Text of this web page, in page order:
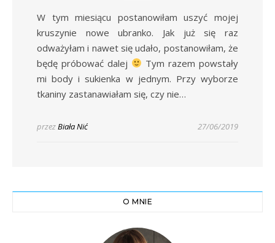
W tym miesiącu postanowiłam uszyć mojej
kruszynie nowe ubranko. Jak już się raz
odważyłam i nawet się udało, postanowiłam, że
będę próbować dalej
Tym razem powstały
mi body i sukienka w jednym. Przy wyborze
tkaniny zastanawiałam się, czy nie…
przezBiała Nić 27/06/2019
O MNIE